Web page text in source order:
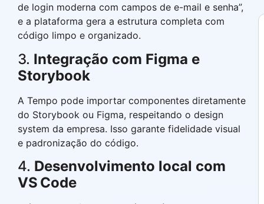
de login moderna com campos de e-mail e senha”,
e a plataforma gera a estrutura completa com
código limpo e organizado.
3. Integração com Figma e
Storybook
A Tempo pode importar componentes diretamente
do Storybook ou Figma, respeitando o design
system da empresa. Isso garante fidelidade visual
e padronização do código.
4. Desenvolvimento local com
VS Code